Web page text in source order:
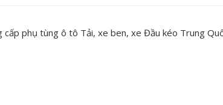
cấp phụ tùng ô tô Tải, xe ben, xe Đầu kéo Trung